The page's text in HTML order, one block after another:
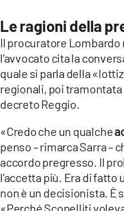
Le ragioni della
Il procuratore Lombardo
l’avvocato cita la
quale si parla della
regionali, poi tramontata
decreto Reggio.
«Credo che un qualche
penso – rimarca Sarra –
accordo pregresso. Il
l’accetta più. Era di fatto
non è un decisionista. È